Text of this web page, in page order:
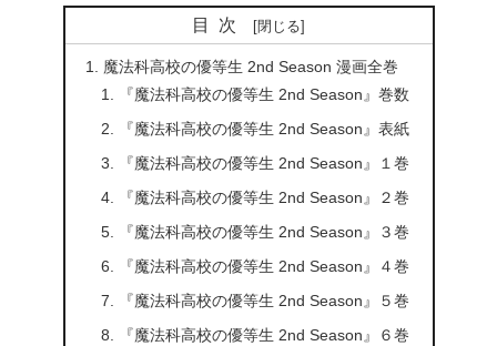
目次
魔法科高校の優等生 2nd Season 漫画全巻
『魔法科高校の優等生 2nd Season』巻数
『魔法科高校の優等生 2nd Season』表紙
『魔法科高校の優等生 2nd Season』１巻
『魔法科高校の優等生 2nd Season』２巻
『魔法科高校の優等生 2nd Season』３巻
『魔法科高校の優等生 2nd Season』４巻
『魔法科高校の優等生 2nd Season』５巻
『魔法科高校の優等生 2nd Season』６巻